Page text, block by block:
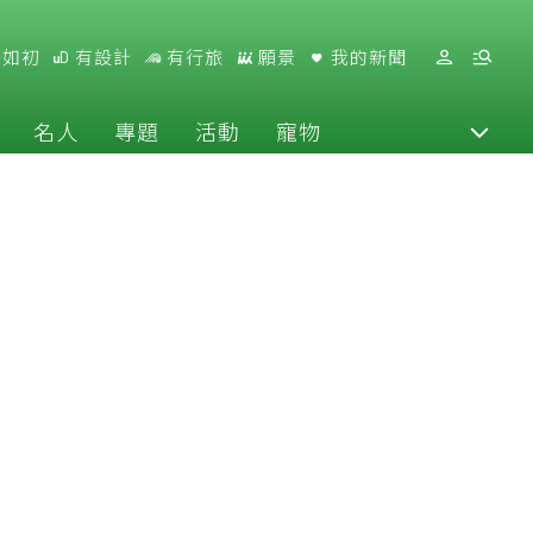
初 有設計 有行旅 願景 我的新聞
名人 專題 活動 寵物